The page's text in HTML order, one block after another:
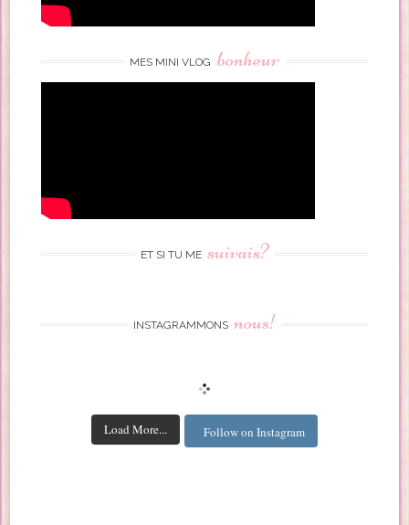
MES MINI VLOG bonheur
ET SI TU ME suivais?
INSTAGRAMMONS nous!
Load More... Follow on Instagram